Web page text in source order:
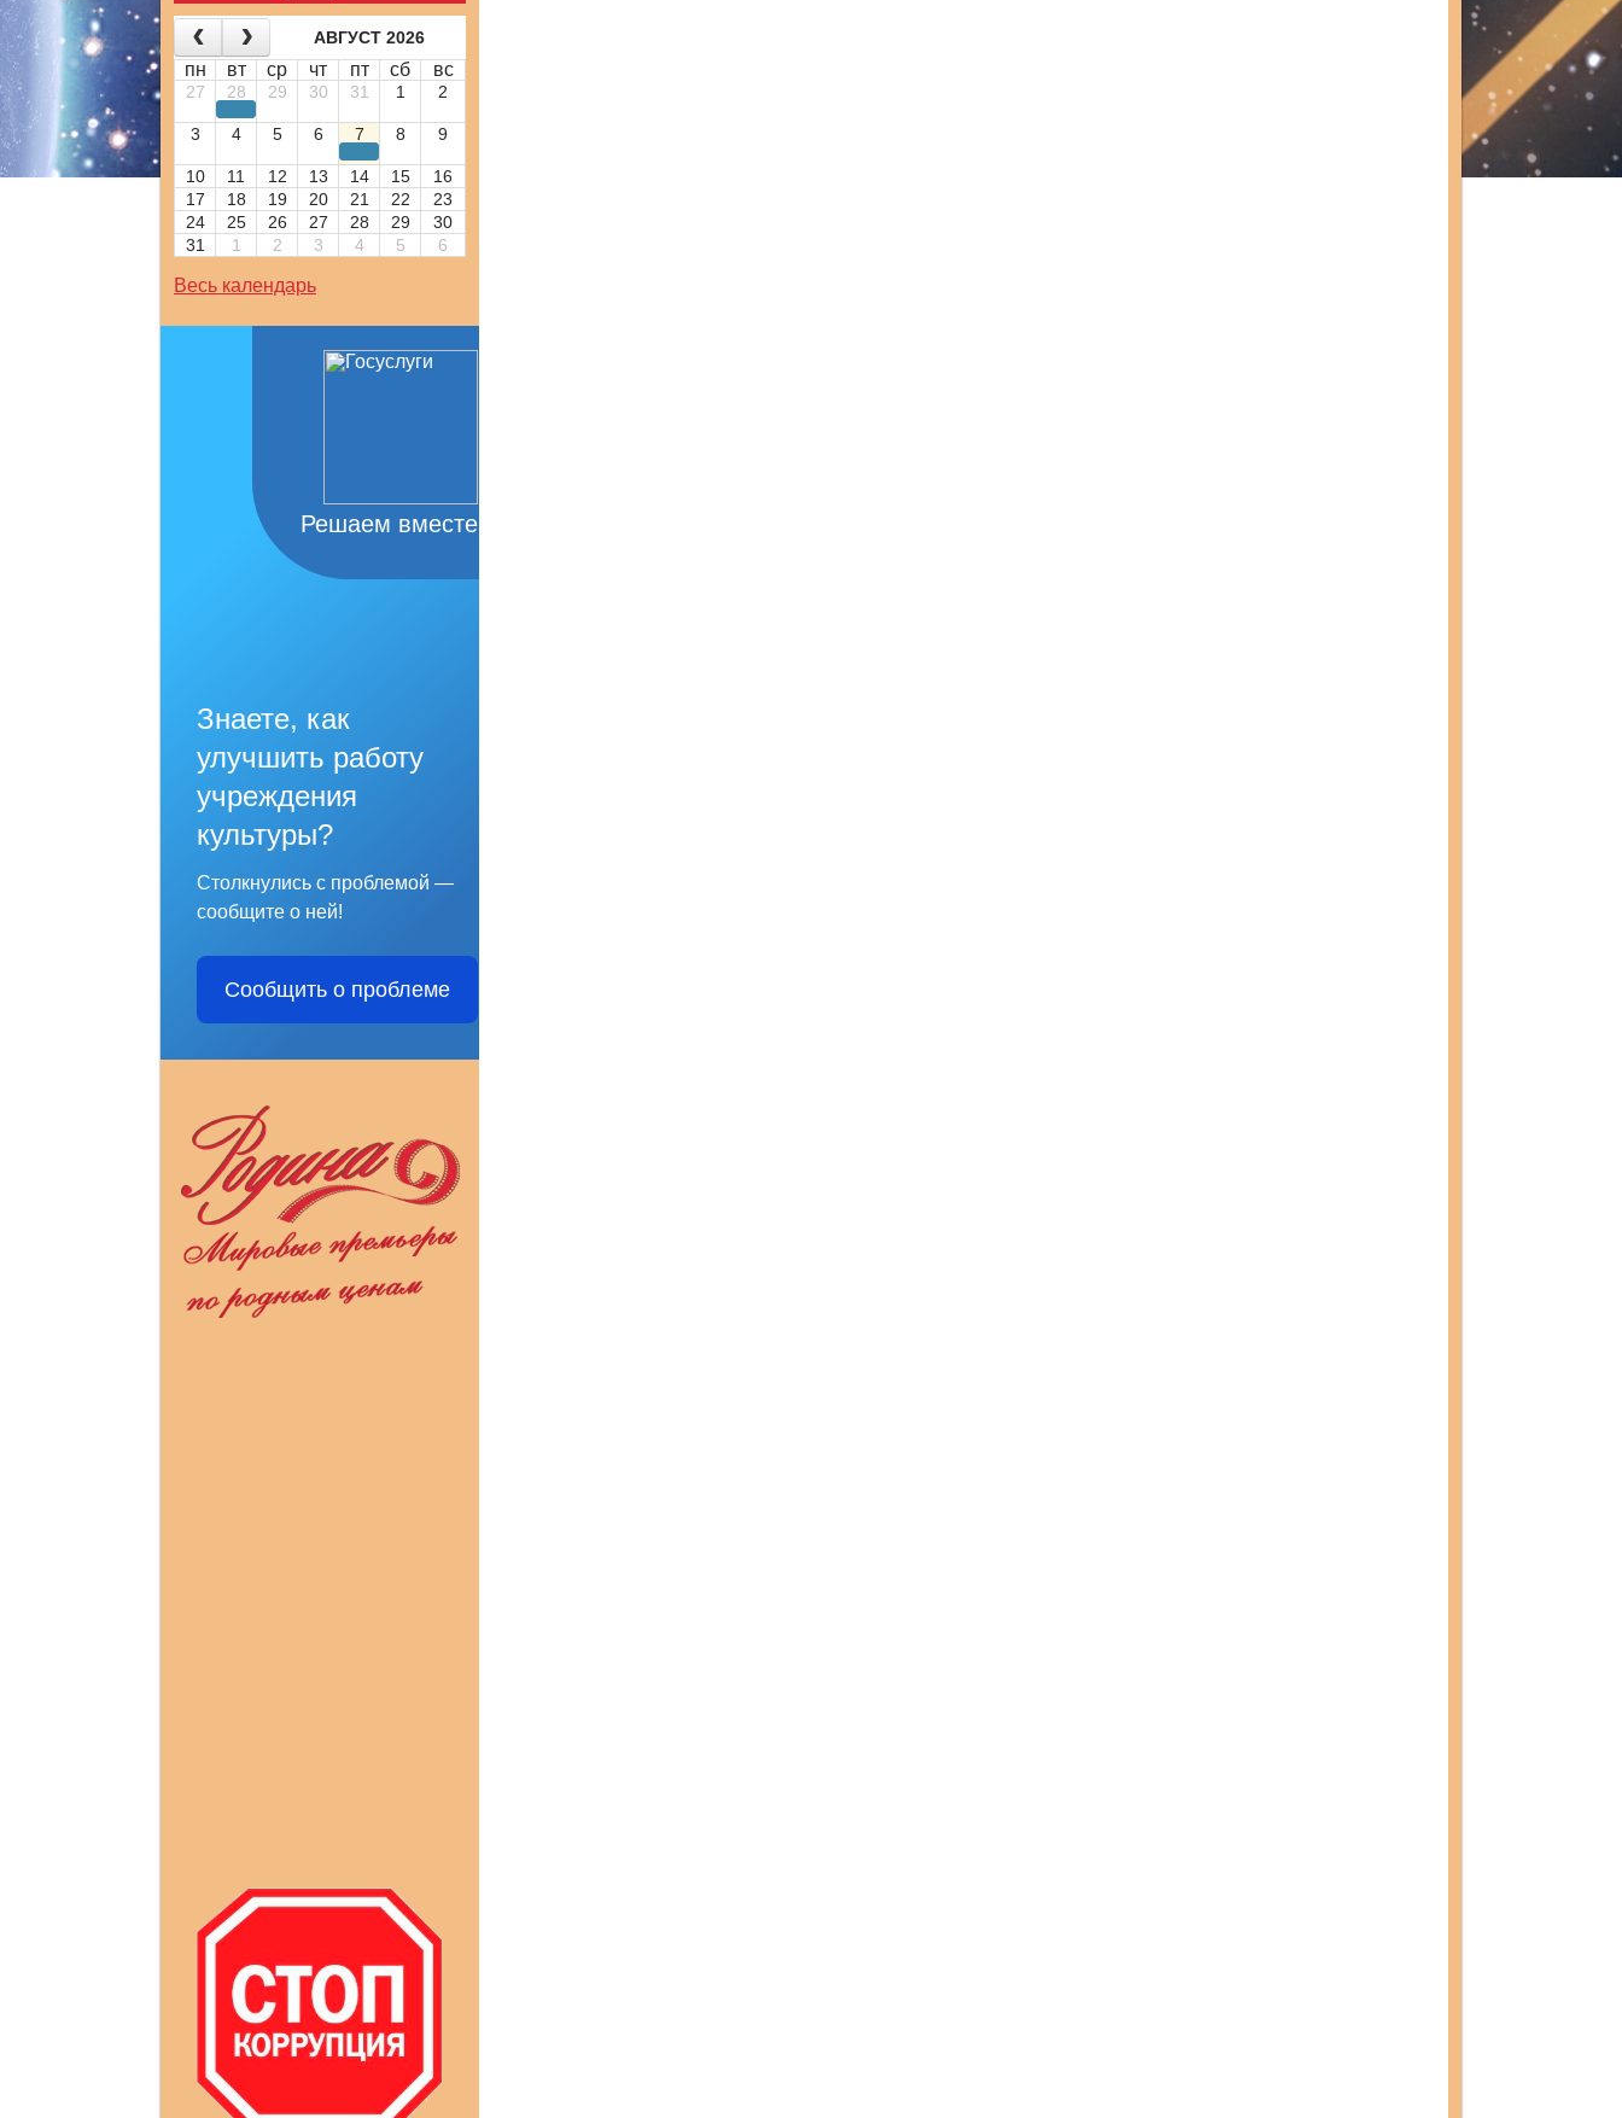
АВГУСТ 2026
пн вт ср чт пт сб вс
27 28 29 30 31 1 2
3 4 5 6 7 8 9
10 11 12 13 14 15
16
17
18 19 20 21 22
23
24
25 26 27 28 29
30
31
1 2 3 4 5 6
Весь календарь
Решаем вместе
Знаете, как
улучшить работу
учреждения
культуры?
Столкнулись с проблемой —
сообщите о ней!
Сообщить о проблеме